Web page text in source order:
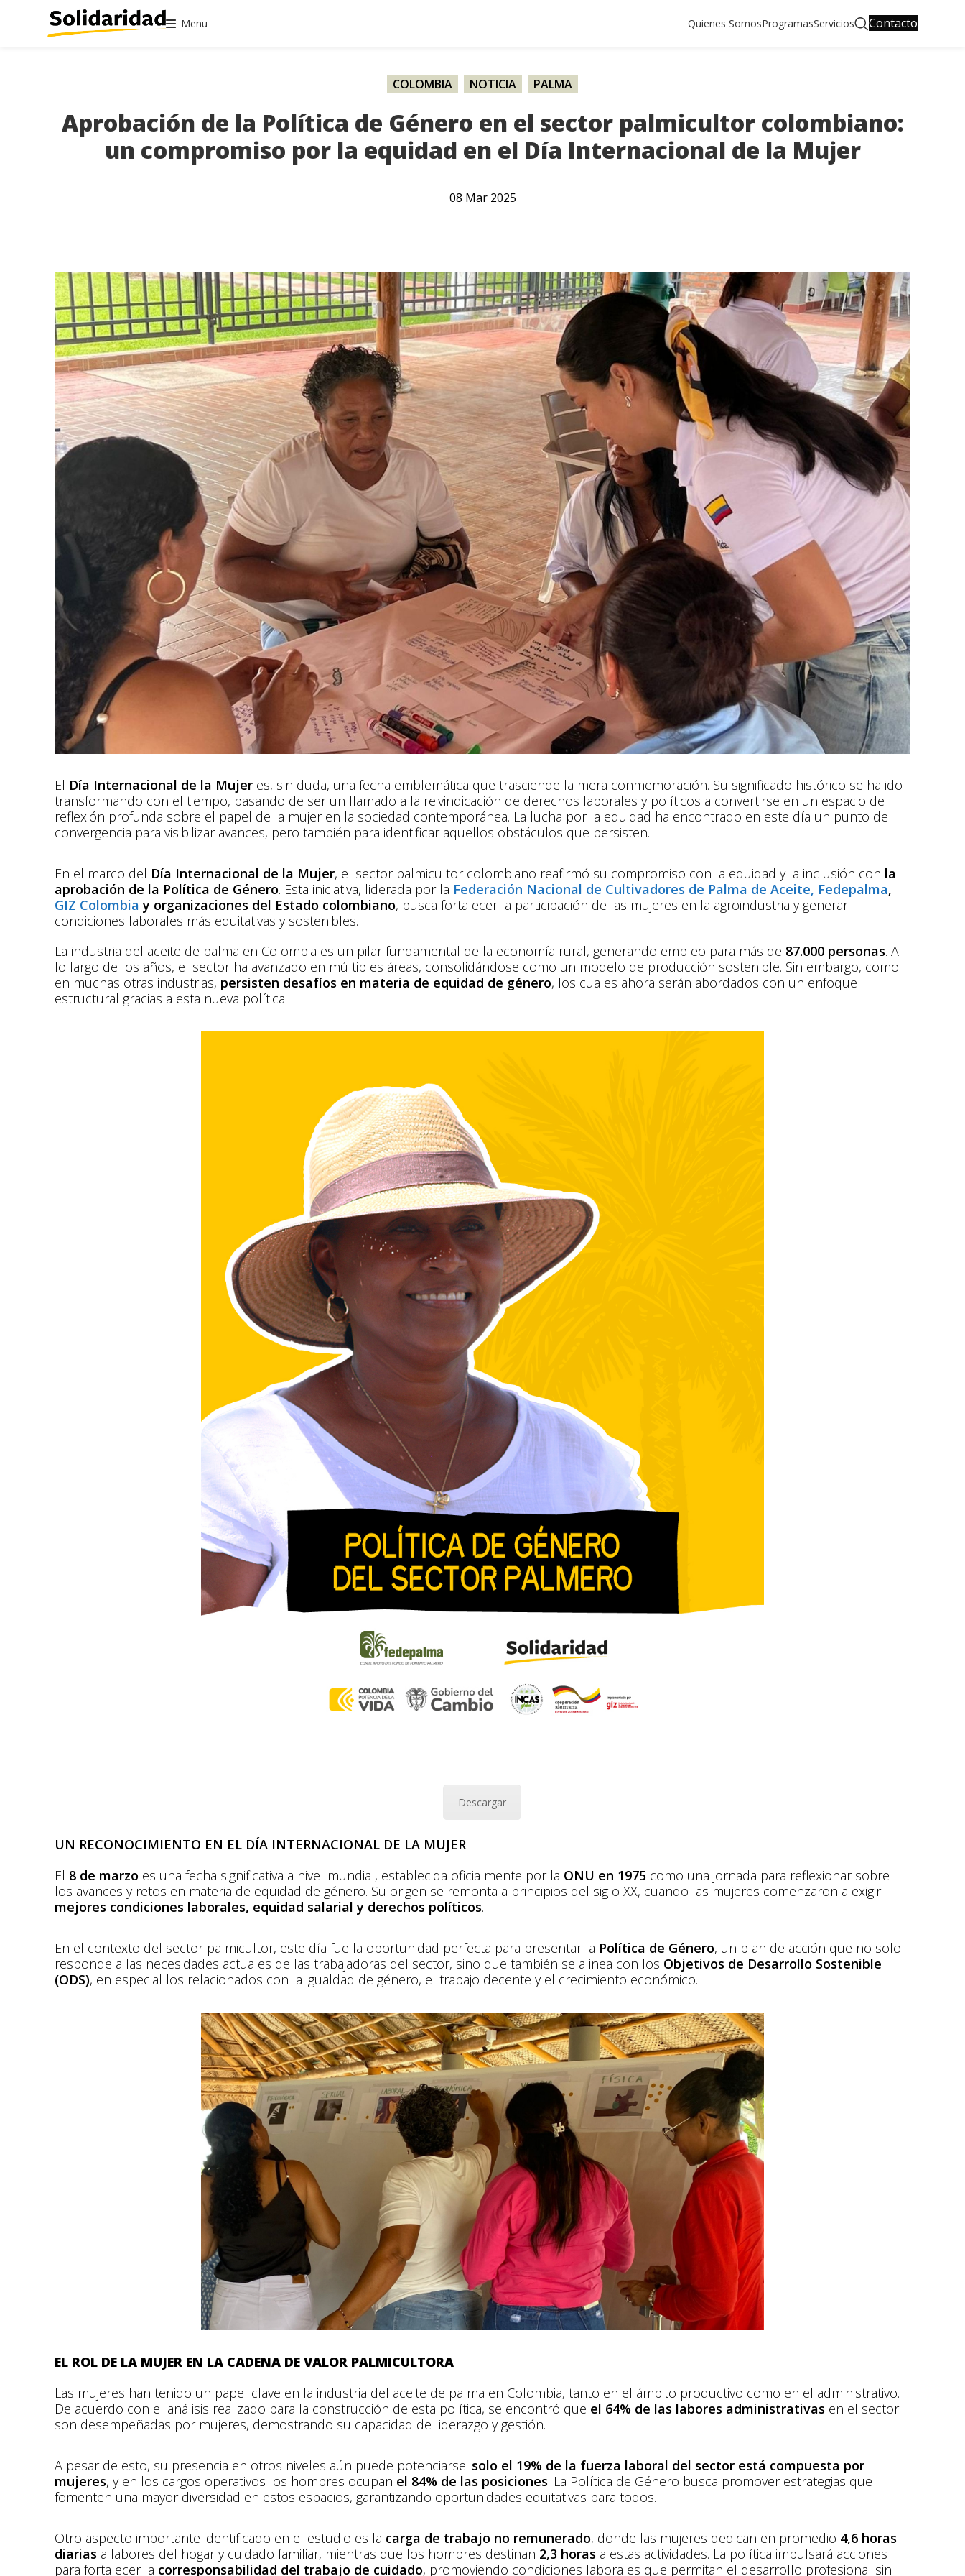
Menu Quienes SomosProgramasServicios Contacto
COLOMBIA NOTICIA PALMA
Aprobación de la Política de Género en el sector palmicultor colombiano:
un compromiso por la equidad en el Día Internacional de la Mujer
08 Mar 2025
El Día Internacional de la Mujer es, sin duda, una fecha emblemática que trasciende la mera conmemoración. Su significado histórico se ha ido
transformando con el tiempo, pasando de ser un llamado a la reivindicación de derechos laborales y políticos a convertirse en un espacio de
reflexión profunda sobre el papel de la mujer en la sociedad contemporánea. La lucha por la equidad ha encontrado en este día un punto de
convergencia para visibilizar avances, pero también para identificar aquellos obstáculos que persisten.
En el marco del Día Internacional de la Mujer, el sector palmicultor colombiano reafirmó su compromiso con la equidad y la inclusión con la
aprobación de la Política de Género. Esta iniciativa, liderada por la Federación Nacional de Cultivadores de Palma de Aceite, Fedepalma,
GIZ Colombia y organizaciones del Estado colombiano, busca fortalecer la participación de las mujeres en la agroindustria y generar
condiciones laborales más equitativas y sostenibles.
La industria del aceite de palma en Colombia es un pilar fundamental de la economía rural, generando empleo para más de 87.000 personas. A
lo largo de los años, el sector ha avanzado en múltiples áreas, consolidándose como un modelo de producción sostenible. Sin embargo, como
en muchas otras industrias, persisten desafíos en materia de equidad de género, los cuales ahora serán abordados con un enfoque
estructural gracias a esta nueva política​.
Descargar
UN RECONOCIMIENTO EN EL DÍA INTERNACIONAL DE LA MUJER
El 8 de marzo es una fecha significativa a nivel mundial, establecida oficialmente por la ONU en 1975 como una jornada para reflexionar sobre
los avances y retos en materia de equidad de género. Su origen se remonta a principios del siglo XX, cuando las mujeres comenzaron a exigir
mejores condiciones laborales, equidad salarial y derechos políticos.
En el contexto del sector palmicultor, este día fue la oportunidad perfecta para presentar la Política de Género, un plan de acción que no solo
responde a las necesidades actuales de las trabajadoras del sector, sino que también se alinea con los Objetivos de Desarrollo Sostenible
(ODS), en especial los relacionados con la igualdad de género, el trabajo decente y el crecimiento económico​.
EL ROL DE LA MUJER EN LA CADENA DE VALOR PALMICULTORA
Las mujeres han tenido un papel clave en la industria del aceite de palma en Colombia, tanto en el ámbito productivo como en el administrativo.
De acuerdo con el análisis realizado para la construcción de esta política, se encontró que el 64% de las labores administrativas en el sector
son desempeñadas por mujeres, demostrando su capacidad de liderazgo y gestión.
A pesar de esto, su presencia en otros niveles aún puede potenciarse: solo el 19% de la fuerza laboral del sector está compuesta por
mujeres, y en los cargos operativos los hombres ocupan el 84% de las posiciones​. La Política de Género busca promover estrategias que
fomenten una mayor diversidad en estos espacios, garantizando oportunidades equitativas para todos.
Otro aspecto importante identificado en el estudio es la carga de trabajo no remunerado, donde las mujeres dedican en promedio 4,6 horas
diarias a labores del hogar y cuidado familiar, mientras que los hombres destinan 2,3 horas a estas actividades​. La política impulsará acciones
para fortalecer la corresponsabilidad del trabajo de cuidado, promoviendo condiciones laborales que permitan el desarrollo profesional sin